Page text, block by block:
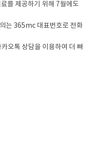
를 제공하기 위해 7월에도
는 365mc 대표번호로 전화
오톡 상담을 이용하여 더 빠